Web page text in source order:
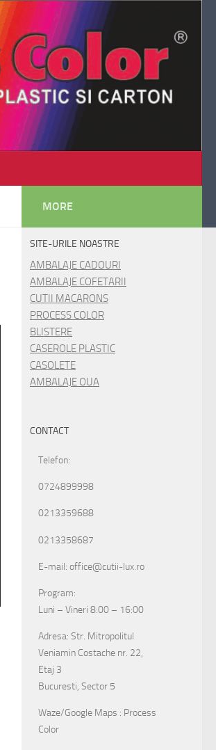
MORE
SITE-URILE NOASTRE
AMBALAJE CADOURI
AMBALAJE COFETARII
CUTII MACARONS
PROCESS COLOR
BLISTERE
CASEROLE PLASTIC
CASOLETE
AMBALAJE OUA
CONTACT
Telefon:
0724899998
0213359688
0213358687
E-mail: office@cutii-lux.ro
Program:
Luni – Vineri 8:00 – 16:00
Adresa: Str. Mitropolitul
Veniamin Costache nr. 22,
Etaj 3
Bucuresti, Sector 5
Waze/Google Maps : Process
Color